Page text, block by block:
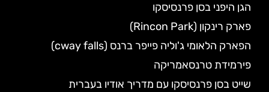
הגן היפני בסן פרנסיסקו
פארק רינקון (Rincon Park)
הפארק הלאומי ג'וליה פייפר ברנס (cway falls)
פירמידת טרנסאמריקה
שייט בסן פרנסיסקו עם מדריך אודיו בעברית